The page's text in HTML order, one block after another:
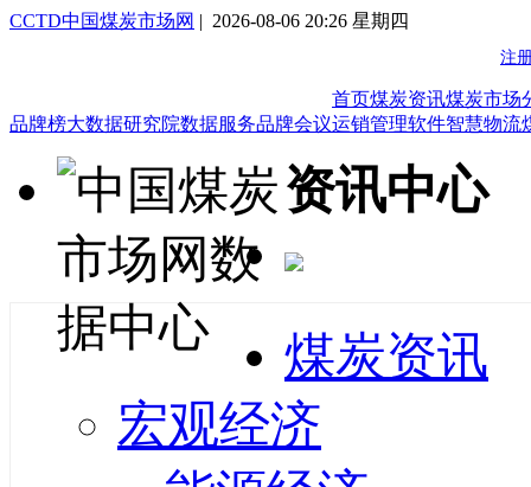
CCTD中国煤炭市场网 | 2026-08-06 20:26 星期四
首页煤炭资讯煤炭市场
品牌榜大数据研究院数据服务品牌会议运销管理软件智慧物流
资讯中心
煤炭资讯
宏观经济